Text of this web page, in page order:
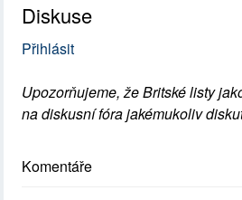
Diskuse
Přihlásit
Upozorňujeme, že Britské listy
na diskusní fóra jakémukoliv
Komentáře